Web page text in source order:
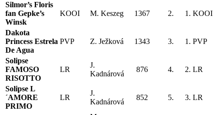
Silmor’s Floris
fan Gepke’s
Winsk
KOOI M. Keszeg 1367 2. 1. KOOI
Dakota
Princess Estrela
De Agua
PVP Z. Ježková 1343 3. 1. PVP
Solipse
FAMOSO
RISOTTO
LR
J.
Kadnárová
876 4. 2. LR
Solipse L
´AMORE
PRIMO
LR
J.
Kadnárová
852 5. 3. LR